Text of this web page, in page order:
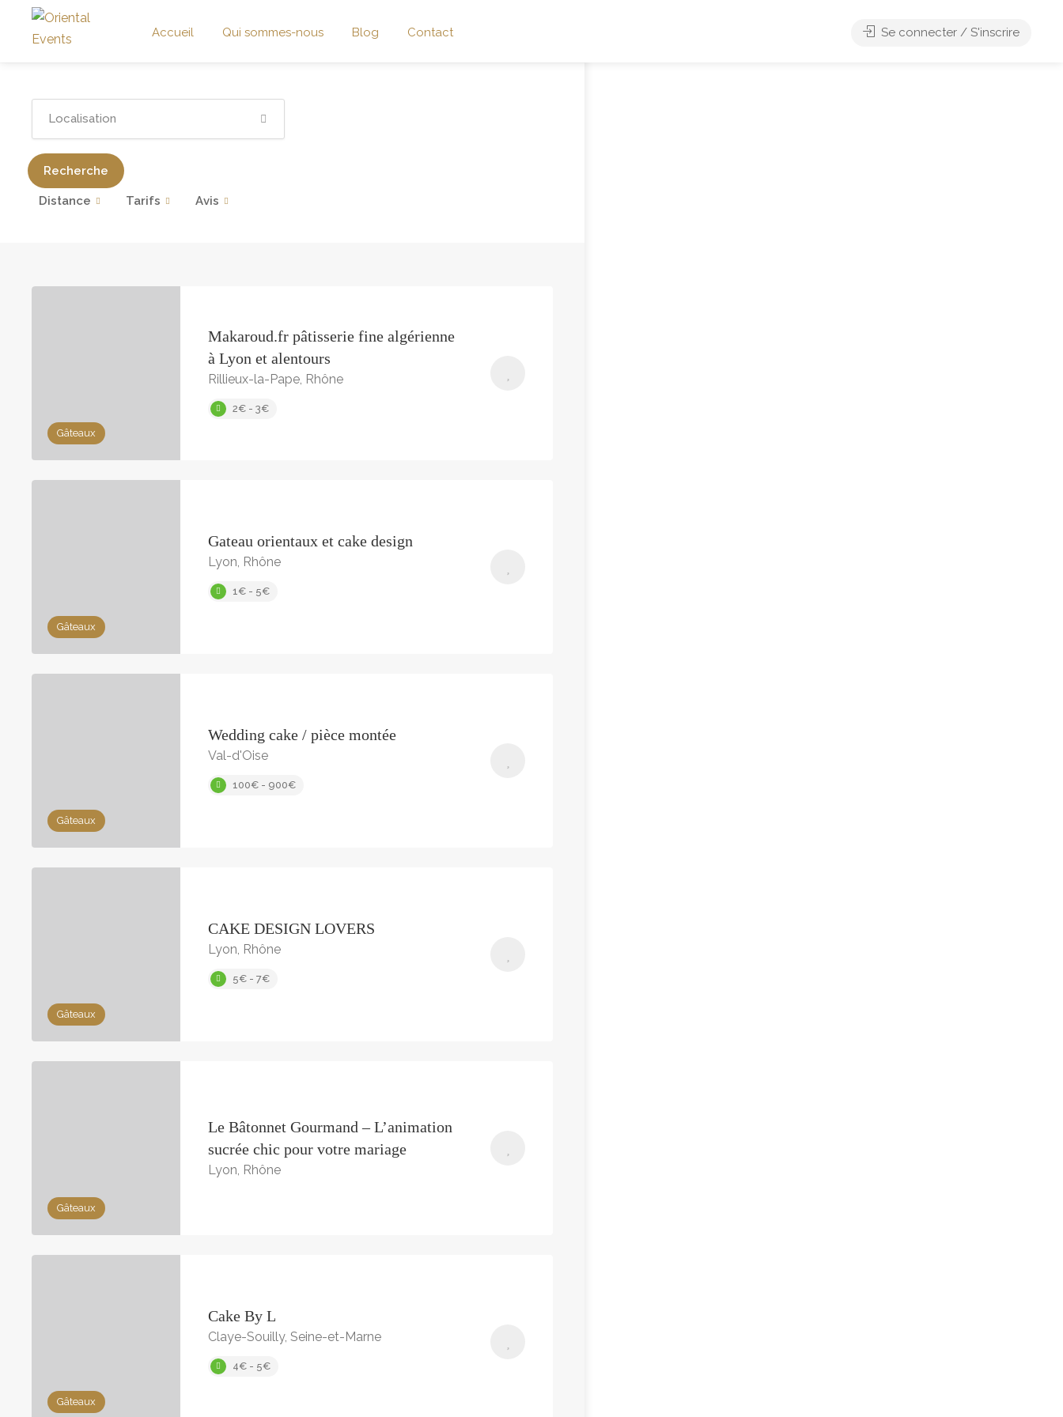
Accueil Qui sommes-nous Blog Contact Se connecter / S'inscrire
Recherche
Distance Tarifs Avis
Gâteaux
Makaroud.fr pâtisserie fine algérienne
à Lyon et alentours
Rillieux-la-Pape, Rhône
2€ - 3€
Gâteaux
Gateau orientaux et cake design
Lyon, Rhône
1€ - 5€
Gâteaux
Wedding cake / pièce montée
Val-d'Oise
100€ - 900€
Gâteaux
CAKE DESIGN LOVERS
Lyon, Rhône
5€ - 7€
Gâteaux
Le Bâtonnet Gourmand – L’animation
sucrée chic pour votre mariage
Lyon, Rhône
Gâteaux
Cake By L
Claye-Souilly, Seine-et-Marne
4€ - 5€